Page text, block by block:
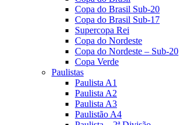
Copa do Brasil Sub-20
Copa do Brasil Sub-17
Supercopa Rei
Copa do Nordeste
Copa do Nordeste – Sub-20
Copa Verde
Paulistas
Paulista A1
Paulista A2
Paulista A3
Paulistão A4